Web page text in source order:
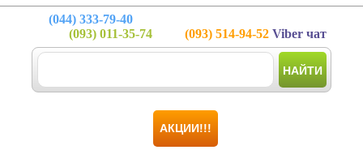
(044) 333-79-40
(093) 011-35-74 (093) 514-94-52 Viber чат
НАЙТИ
АКЦИИ!!!